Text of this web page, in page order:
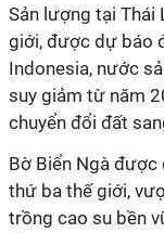
Sản lượng tại Thái
giới, được dự báo
Indonesia, nước
suy giảm từ năm
chuyển đổi đất
Bờ Biển Ngà
thứ ba thế giới,
trồng cao su bền